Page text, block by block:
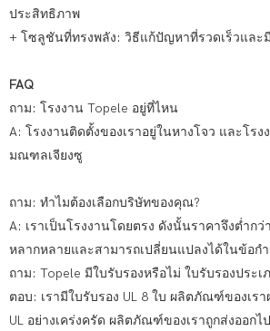
ประสิทธิภาพ
+ โซลูชันที่ทรงพลัง: วิธีแก้ปัญหาที่รวดเร็วและ
FAQ
ถาม: โรงงาน Topele อยู่ที่ไหน
A: โรงงานติดตั้งของเราอยู่ในหางโจว และโรง
มณฑลเจียงซู
ถาม: ทำไมต้องเลือกบริษัทของคุณ?
A: เราเป็นโรงงานโดยตรง ดังนั้นราคาจึงต่ำ
หลากหลายและสามารถเปลี่ยนแปลงได้ในข้อก
ถาม: Topele มีใบรับรองหรือไม่ ใบรับรองประเ
ตอบ: เรามีใบรับรอง UL 8 ใบ ผลิตภัณฑ์ของเร
UL อย่างเคร่งครัด ผลิตภัณฑ์ของเราถูกส่งออกไ